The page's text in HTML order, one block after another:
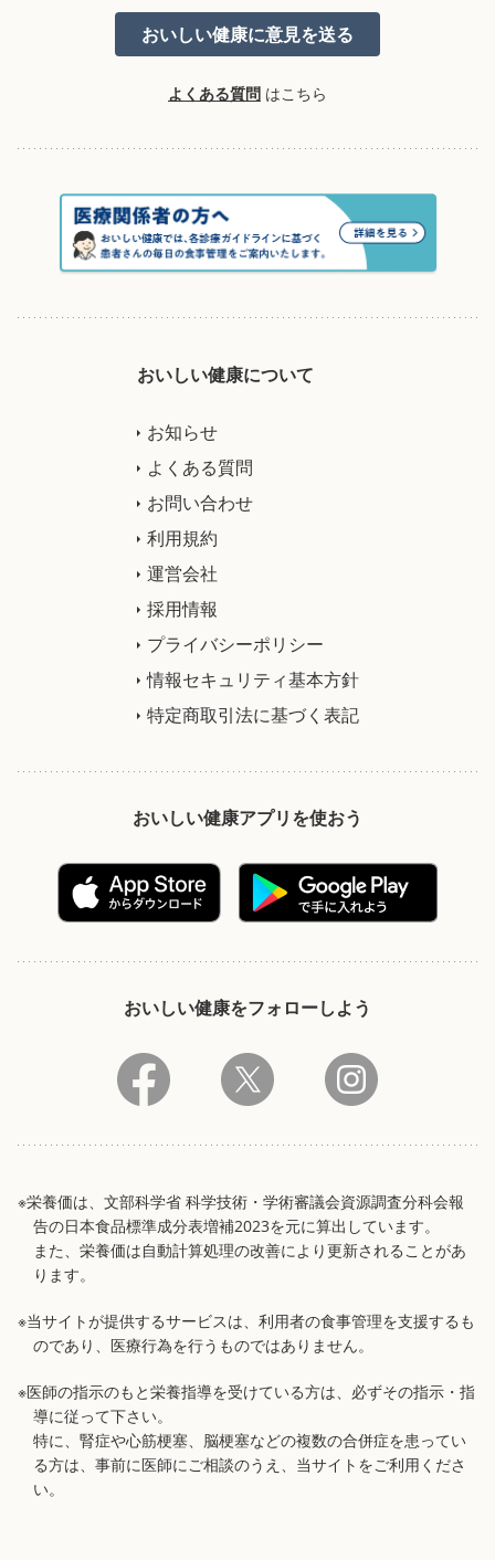
よくある質問 はこちら
おいしい健康について
お知らせ
よくある質問
お問い合わせ
利用規約
運営会社
採用情報
プライバシーポリシー
情報セキュリティ基本方針
特定商取引法に基づく表記
おいしい健康アプリを使おう
おいしい健康をフォローしよう
※栄養価は、文部科学省 科学技術・学術審議会資源調査分科会報
告の日本食品標準成分表増補2023を元に算出しています。
また、栄養価は自動計算処理の改善により更新されることがあ
ります。
※当サイトが提供するサービスは、利用者の食事管理を支援するも
のであり、医療行為を行うものではありません。
※医師の指示のもと栄養指導を受けている方は、必ずその指示・指
導に従って下さい。
特に、腎症や心筋梗塞、脳梗塞などの複数の合併症を患ってい
る方は、事前に医師にご相談のうえ、当サイトをご利用くださ
い。